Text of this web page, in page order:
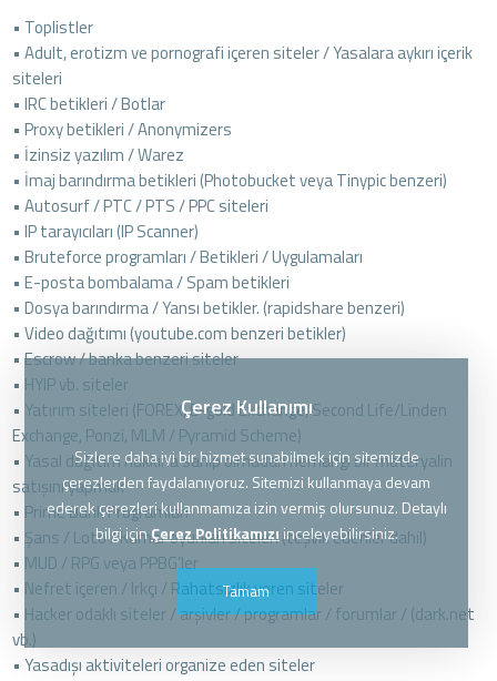
• Toplistler
• Adult, erotizm ve pornografi içeren siteler / Yasalara aykırı içerik
siteleri
• IRC betikleri / Botlar
• Proxy betikleri / Anonymizers
• İzinsiz yazılım / Warez
• İmaj barındırma betikleri (Photobucket veya Tinypic benzeri)
• Autosurf / PTC / PTS / PPC siteleri
• IP tarayıcıları (IP Scanner)
• Bruteforce programları / Betikleri / Uygulamaları
• E-posta bombalama / Spam betikleri
• Dosya barındırma / Yansı betikler. (rapidshare benzeri)
• Video dağıtımı (youtube.com benzeri betikler)
• Escrow / banka benzeri siteler
• HYIP vb. siteler
• Yatırım siteleri (FOREX, E-gold Exchange, Second Life/Linden
Exchange, Ponzi, MLM / Pyramid Scheme)
• Yasal dağıtım hakkına sahip olmadan herhangi bir materyalin
satışını yapmak
• Prime Bank Programları
• Şans / Loto / Kumar oyunları siteleri (teşvik edenler dahil)
• MUD / RPG veya PPBG’ler
• Nefret içeren / Irkçı / Rahatsızlık veren siteler
• Hacker odaklı siteler / arşivler / programlar / forumlar / (dark.net
vb.)
• Yasadışı aktiviteleri organize eden siteler
Çerez Kullanımı
Sizlere daha iyi bir hizmet sunabilmek için sitemizde
çerezlerden faydalanıyoruz. Sitemizi kullanmaya devam
ederek çerezleri kullanmamıza izin vermiş olursunuz. Detaylı
bilgi içinÇerez Politikamızıinceleyebilirsiniz.
Tamam